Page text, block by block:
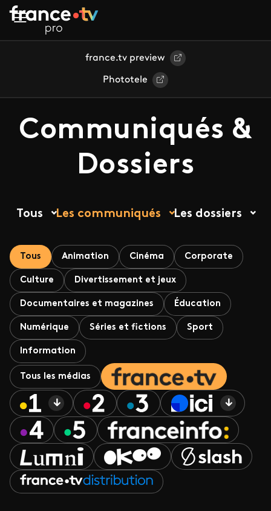
Aller au contenu principal
france.tv preview
Phototele
Communiqués &
Dossiers
Tous Les communiqués Les dossiers
Tous Animation Cinéma Corporate
Culture Divertissement et jeux
Documentaires et magazines Éducation
Numérique Séries et fictions Sport
Information
Tous les médias